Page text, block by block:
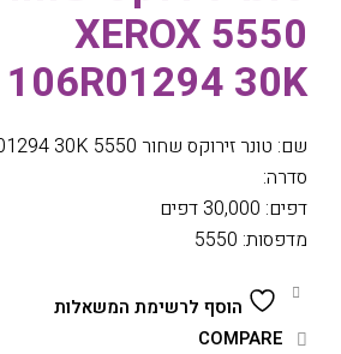
5550 XEROX
106R01294 30K
שם: טונר זירוקס שחור 5550 XEROX 106R01294 30K
סדרה:
דפים: 30,000 דפים
מדפסות: 5550
הוסף לרשימת המשאלות
COMPARE